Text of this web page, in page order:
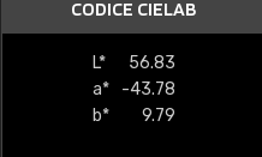
CODICE CIELAB
L*
56.83
a*
-43.78
b*
9.79